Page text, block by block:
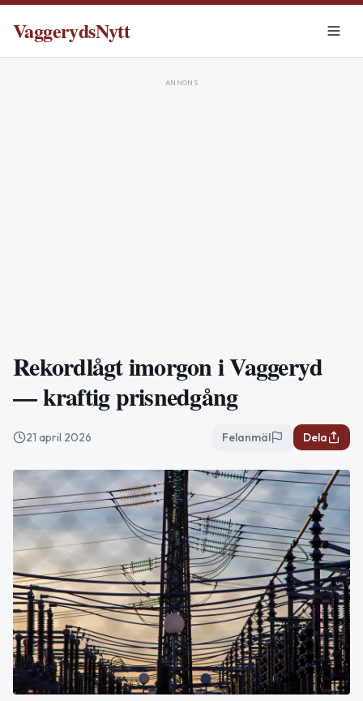
VaggerydsNytt
ANNONS
Rekordlågt imorgon i Vaggeryd
— kraftig prisnedgång
21 april 2026 Felanmäl Dela